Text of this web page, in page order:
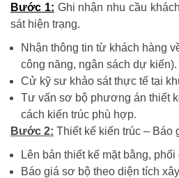
Bước 1: Ghi nhận nhu cầu
sát hiện trạng.
Nhận thông tin từ khách hàng
công năng, ngân sách dự kiến).
Cử kỹ sư khảo sát thực tế tại
Tư vấn sơ bộ phương án thiết
cách kiến trúc phù hợp.
Bước 2: Thiết kế kiến trúc – Báo
Lên bản thiết kế mặt bằng,
Báo giá sơ bộ theo diện tích